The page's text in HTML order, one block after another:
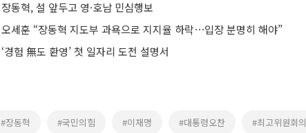
장동혁, 설 앞두고 영·호남 민심행보
오세훈 “장동혁 지도부 과욕으로 지지율 하락⋯입장 분명히 해야”
‘경험 無도 환영’ 첫 일자리 도전 설명서
#장동혁 #국민의힘 #이재명 #대통령오찬 #최고위원회의